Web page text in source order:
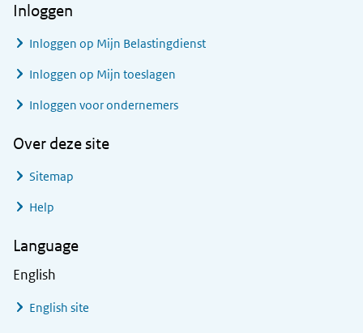
Inloggen
Inloggen op Mijn Belastingdienst
Inloggen op Mijn toeslagen
Inloggen voor ondernemers
Over deze site
Sitemap
Help
Language
English
English site